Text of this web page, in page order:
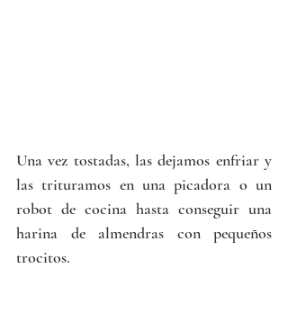
Una vez tostadas, las dejamos enfriar y
las trituramos en una picadora o un
robot de cocina hasta conseguir una
harina de almendras con pequeños
trocitos.